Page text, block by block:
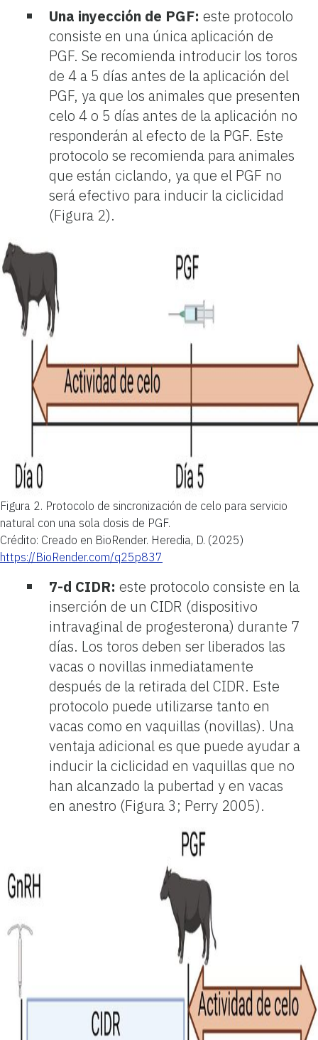
Una inyección de PGF: este protocolo
consiste en una única aplicación de
PGF. Se recomienda introducir los toros
de 4 a 5 días antes de la aplicación del
PGF, ya que los animales que presenten
celo 4 o 5 días antes de la aplicación no
responderán al efecto de la PGF. Este
protocolo se recomienda para animales
que están ciclando, ya que el PGF no
será efectivo para inducir la ciclicidad
(Figura 2).
Figura 2. Protocolo de sincronización de celo para servicio
natural con una sola dosis de PGF.
Crédito: Creado en BioRender. Heredia, D. (2025)
https://BioRender.com/q25p837
7-d CIDR: este protocolo consiste en la
inserción de un CIDR (dispositivo
intravaginal de progesterona) durante 7
días. Los toros deben ser liberados las
vacas o novillas inmediatamente
después de la retirada del CIDR. Este
protocolo puede utilizarse tanto en
vacas como en vaquillas (novillas). Una
ventaja adicional es que puede ayudar a
inducir la ciclicidad en vaquillas que no
han alcanzado la pubertad y en vacas
en anestro (Figura 3; Perry 2005).